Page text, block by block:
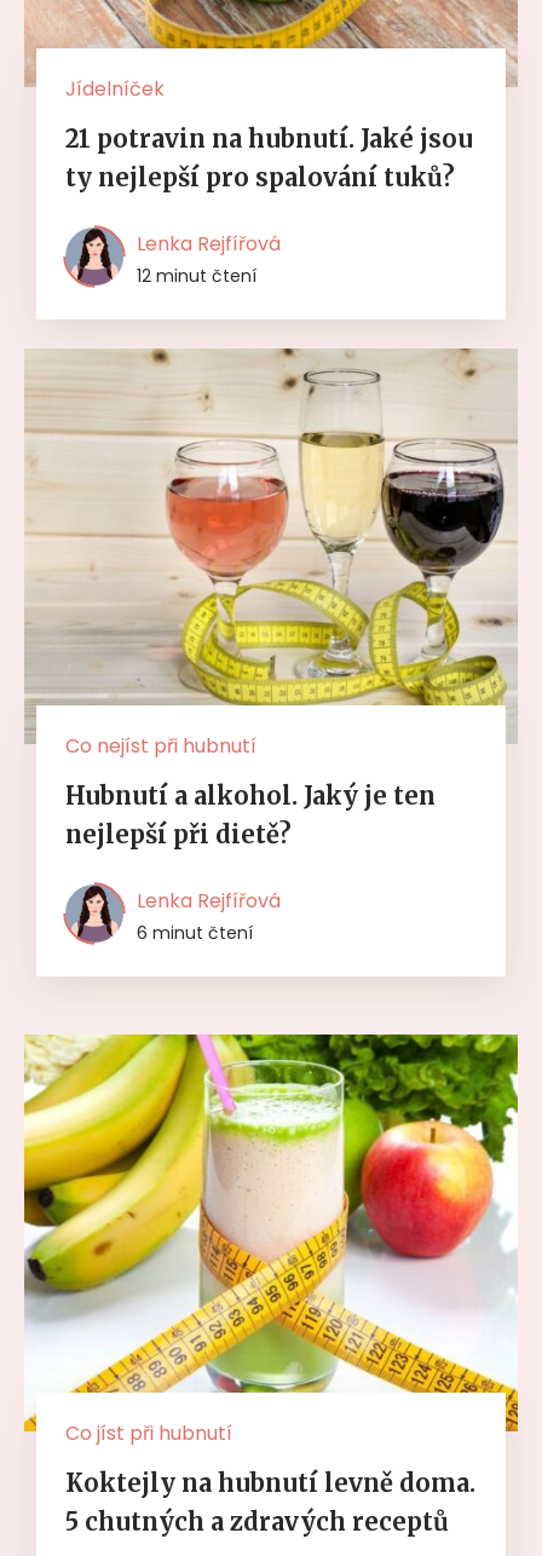
Jídelníček
21 potravin na hubnutí. Jaké jsou
ty nejlepší pro spalování tuků?
Lenka Rejfířová
12 minut čtení
Co nejíst při hubnutí
Hubnutí a alkohol. Jaký je ten
nejlepší při dietě?
Lenka Rejfířová
6 minut čtení
Co jíst při hubnutí
Koktejly na hubnutí levně doma.
5 chutných a zdravých receptů